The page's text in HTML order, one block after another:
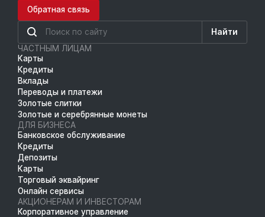
Обратная связь
Найти
ЧАСТНЫМ ЛИЦАМ
Карты
Кредиты
Вклады
Переводы и платежи
Золотые слитки
Золотые и серебрянные монеты
ДЛЯ БИЗНЕСА
Банковское обслуживание
Кредиты
Депозиты
Карты
Торговый эквайринг
Онлайн сервисы
АКЦИОНЕРАМ И ИНВЕСТОРАМ
Корпоративное управление